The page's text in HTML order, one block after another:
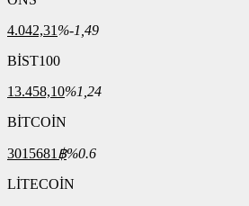
4.042,31 %-1,49
BİST100
13.458,10%1,24
BİTCOİN
3015681 ฿%0.6
LİTECOİN